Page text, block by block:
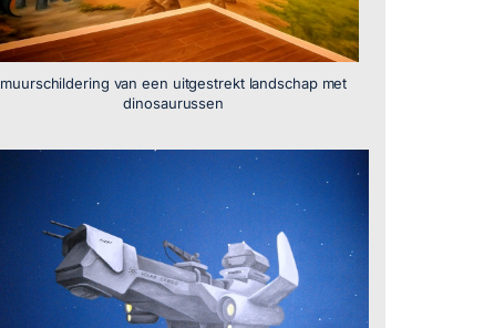
muurschildering van een uitgestrekt landschap met
dinosaurussen